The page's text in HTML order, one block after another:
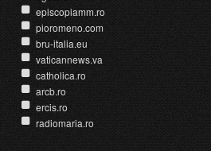
episcopiamm.ro
pioromeno.com
bru-italia.eu
vaticannews.va
catholica.ro
arcb.ro
ercis.ro
radiomaria.ro